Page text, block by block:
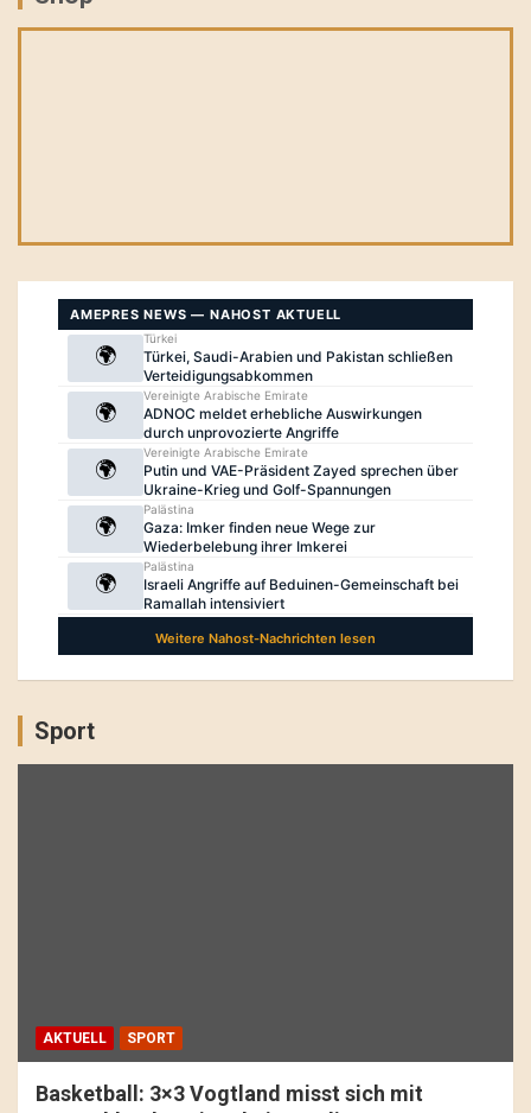
Sport
AKTUELL SPORT
Basketball: 3×3 Vogtland misst sich mit